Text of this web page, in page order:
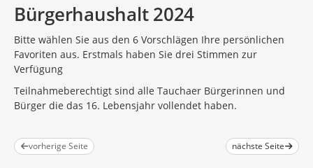
Bürgerhaushalt 2024
Bitte wählen Sie aus den 6 Vorschlägen Ihre persönlichen
Favoriten aus. Erstmals haben Sie drei Stimmen zur
Verfügung
Teilnahmeberechtigt sind alle Tauchaer Bürgerinnen und
Bürger die das 16. Lebensjahr vollendet haben.
vorherige Seite nächste Seite